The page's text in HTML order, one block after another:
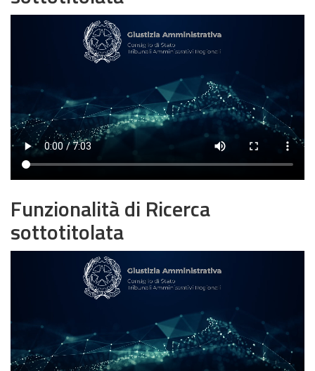
Funzionalità di Ricerca
sottotitolata